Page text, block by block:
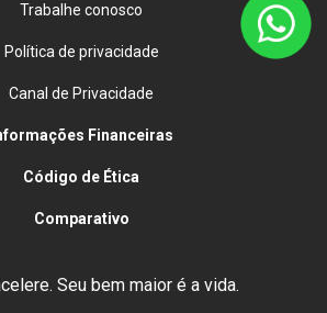
Trabalhe conosco
Política de privacidade
Canal de Privacidade
Financeiras
Código de Ética
Comparativo
Seu bem maior é a vida.